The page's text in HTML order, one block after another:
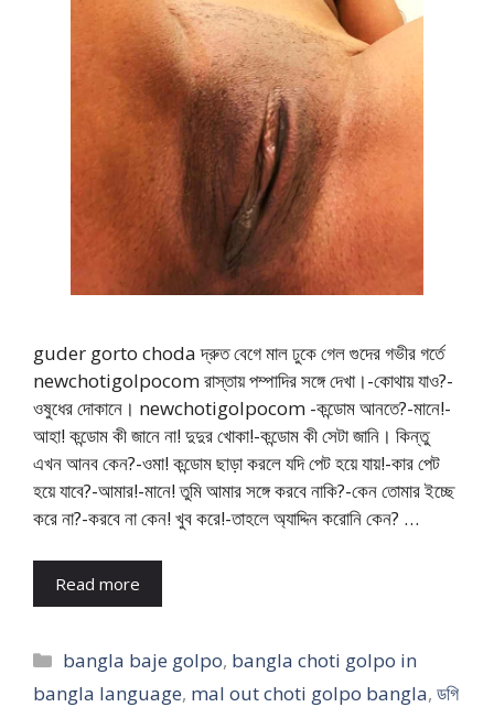
guder gorto choda দ্রুত বেগে মাল ঢুকে গেল গুদের গভীর গর্তে
newchotigolpocom রাস্তায় পম্পাদির সঙ্গে দেখা।-কোথায় যাও?-
ওষুধের দোকানে। newchotigolpocom -কন্ডোম আনতে?-মানে!-
আহা! কন্ডোম কী জানে না! দুদুর খোকা!-কন্ডোম কী সেটা জানি। কিন্তু
এখন আনব কেন?-ওমা! কন্ডোম ছাড়া করলে যদি পেট হয়ে যায়!-কার পেট
হয়ে যাবে?-আমার!-মানে! তুমি আমার সঙ্গে করবে নাকি?-কেন তোমার ইচ্ছে
করে না?-করবে না কেন! খুব করে!-তাহলে অ্যাদ্দিন করোনি কেন? …
Read more
Categories
bangla baje golpo, bangla choti golpo in
bangla language, mal out choti golpo bangla, ডগি